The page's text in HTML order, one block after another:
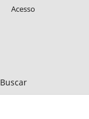
Buscar
Acesso